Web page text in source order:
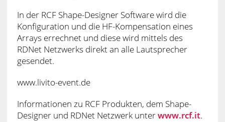
In der RCF Shape-Designer Software wird die
Konfiguration und die HF-Kompensation eines
Arrays errechnet und diese wird mittels des
RDNet Netzwerks direkt an alle Lautsprecher
gesendet.
www.livito-event.de
Informationen zu RCF Produkten, dem Shape-
Designer und RDNet Netzwerk unterwww.rcf.it.